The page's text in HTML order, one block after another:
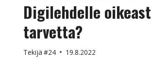
Digilehdelle
tarvetta?
Tekijä #24 19.8.2022